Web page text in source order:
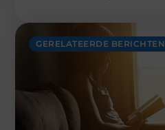
GERELATEERDE BERICHTEN